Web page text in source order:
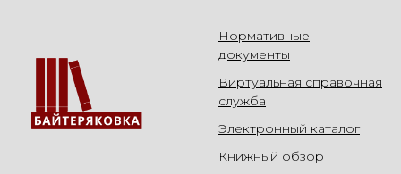
Нормативные
документы
Виртуальная справочная
служба
Электронный каталог
Книжный обзор